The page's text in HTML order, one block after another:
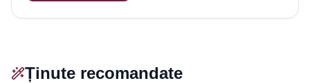
Ținute recomandate